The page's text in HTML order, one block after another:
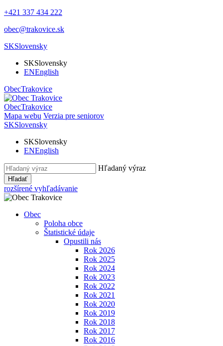
+421 337 434 222
obec@trakovice.sk
SKSlovensky
SKSlovensky
ENEnglish
ObecTrakovice
ObecTrakovice
Mapa webu Verzia pre seniorov
SKSlovensky
SKSlovensky
ENEnglish
Hľadaný výraz
Hľadať
rozšírené vyhľadávanie
Obec
Poloha obce
Štatistické údaje
Opustili nás
Rok 2026
Rok 2025
Rok 2024
Rok 2023
Rok 2022
Rok 2021
Rok 2020
Rok 2019
Rok 2018
Rok 2017
Rok 2016